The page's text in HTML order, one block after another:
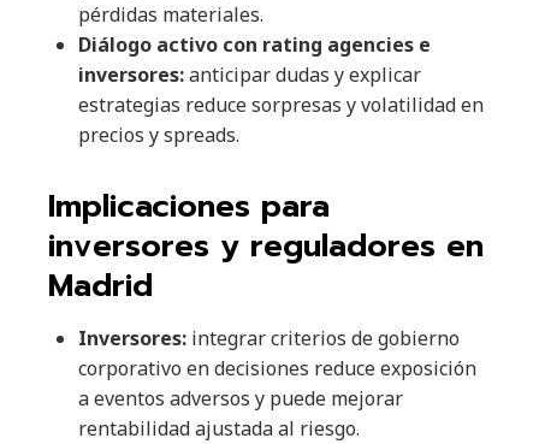
pérdidas materiales.
Diálogo activo con rating agencies e
inversores:anticipar dudas y explicar
estrategias reduce sorpresas y volatilidad en
precios y spreads.
Implicaciones para
inversores y reguladores en
Madrid
Inversores: integrar criterios de gobierno
corporativo en decisiones reduce exposición
a eventos adversos y puede mejorar
rentabilidad ajustada al riesgo.